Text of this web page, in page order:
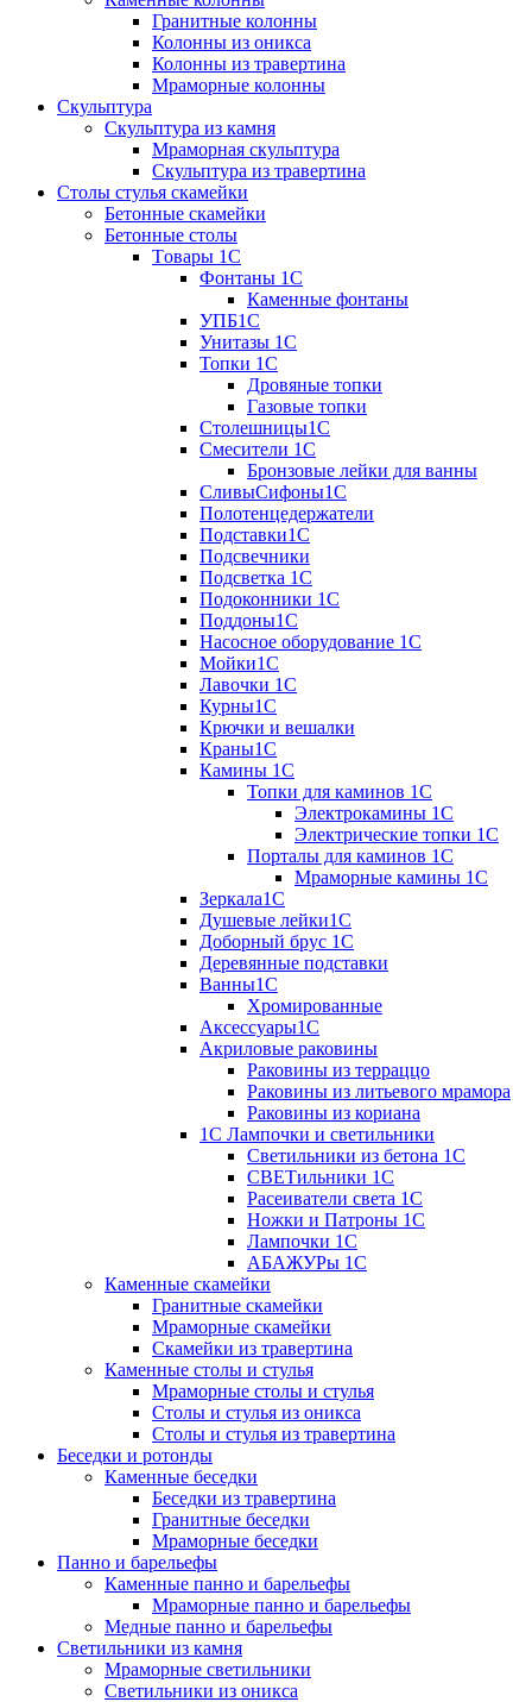
Гранитные колонны
Колонны из оникса
Колонны из травертина
Мраморные колонны
Скульптура
Скульптура из камня
Мраморная скульптура
Скульптура из травертина
Столы стулья скамейки
Бетонные скамейки
Бетонные столы
Tовары 1C
Фонтаны 1C
Каменные фонтаны
УПБ1С
Унитазы 1С
Топки 1С
Дровяные топки
Газовые топки
Столешницы1С
Смесители 1С
Бронзовые лейки для ванны
СливыСифоны1С
Полотенцедержатели
Подставки1С
Подсвечники
Подсветка 1С
Подоконники 1С
Поддоны1С
Насосное оборудование 1С
Мойки1С
Лавочки 1С
Курны1С
Крючки и вешалки
Краны1С
Камины 1C
Топки для каминов 1C
Электрокамины 1С
Электрические топки 1C
Порталы для каминов 1С
Мраморные камины 1C
Зеркала1С
Душевые лейки1С
Доборный брус 1С
Деревянные подставки
Ванны1С
Хромированные
Аксессуары1С
Акриловые раковины
Раковины из терраццо
Раковины из литьевого мрамора
Раковины из кориана
1С Лампочки и светильники
Светильники из бетона 1С
СВЕТильники 1С
Расеиватели света 1С
Ножки и Патроны 1С
Лампочки 1С
АБАЖУРы 1С
Каменные скамейки
Гранитные скамейки
Мраморные скамейки
Скамейки из травертина
Каменные столы и стулья
Мраморные столы и стулья
Столы и стулья из оникса
Столы и стулья из травертина
Беседки и ротонды
Каменные беседки
Беседки из травертина
Гранитные беседки
Мраморные беседки
Панно и барельефы
Каменные панно и барельефы
Мраморные панно и барельефы
Медные панно и барельефы
Светильники из камня
Мраморные светильники
Светильники из оникса